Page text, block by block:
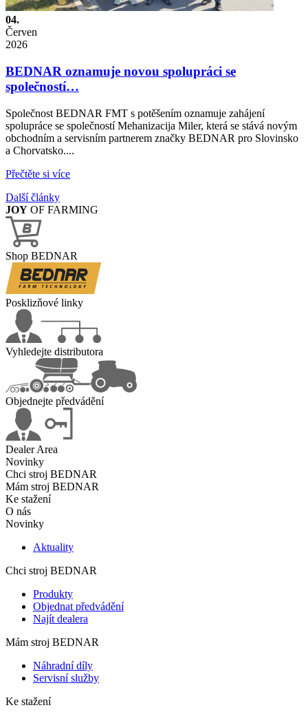
04.
Červen
2026
BEDNAR oznamuje novou spolupráci se
společností…
Společnost BEDNAR FMT s potěšením oznamuje zahájení
spolupráce se společností Mehanizacija Miler, která se stává novým
obchodním a servisním partnerem značky BEDNAR pro Slovinsko
a Chorvatsko....
Přečtěte si více
Další články
JOY OF FARMING
Shop BEDNAR
Posklizňové linky
Vyhledejte distributora
Objednejte předvádění
Dealer Area
Novinky
Chci stroj BEDNAR
Mám stroj BEDNAR
Ke stažení
O nás
Novinky
Aktuality
Chci stroj BEDNAR
Produkty
Objednat předvádění
Najít dealera
Mám stroj BEDNAR
Náhradní díly
Servisní služby
Ke stažení